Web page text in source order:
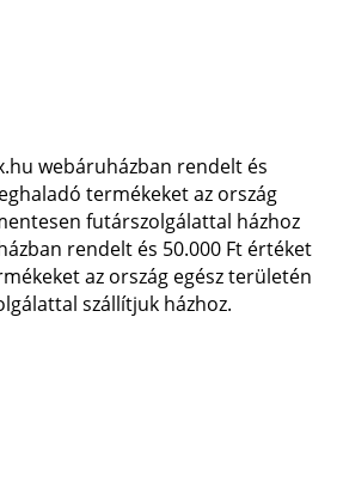
webáruházban rendelt és
termékeket az ország
futárszolgálattal házhoz
rendelt és 50.000 Ft értéket
az ország egész területén
szállítjuk házhoz.